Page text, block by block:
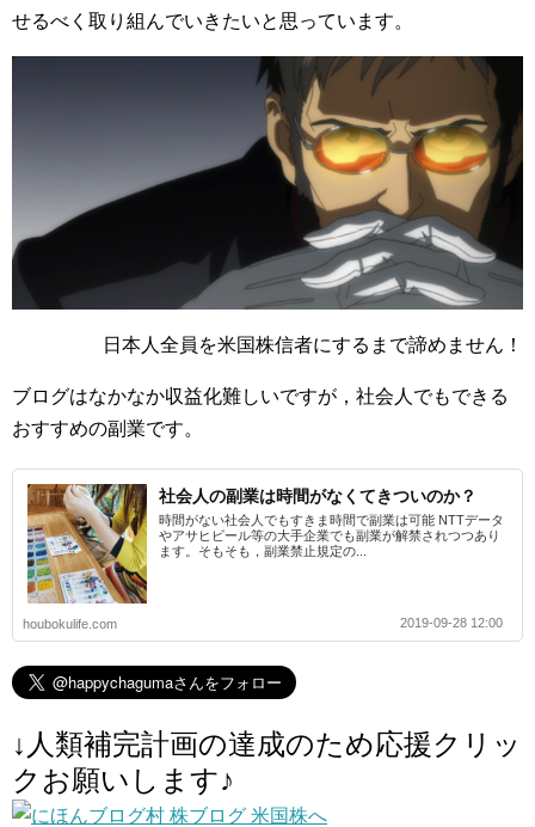
せるべく取り組んでいきたいと思っています。
日本人全員を米国株信者にするまで諦めません！
ブログはなかなか収益化難しいですが，社会人でもできる
おすすめの副業です。
社会人の副業は時間がなくてきついのか？
時間がない社会人でもすきま時間で副業は可能 NTTデータ
やアサヒビール等の大手企業でも副業が解禁されつつあり
ます。そもそも，副業禁止規定の...
houbokulife.com 2019-09-28 12:00
↓人類補完計画の達成のため応援クリッ
クお願いします♪